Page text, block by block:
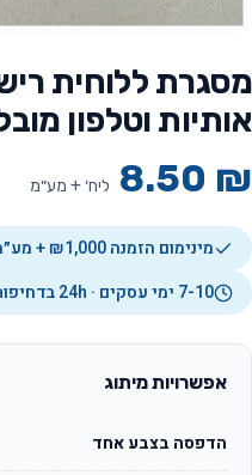
מסגרת ללוחית
אותיות וטלפון
8.50 ₪ ליח׳ + מע״מ
מינימום הזמנה ₪1,000 + מע״מ
7-10 ימי עסקים · 24h בדחיפות
אפשרויות מיתוג
הדפסה בצבע אחד